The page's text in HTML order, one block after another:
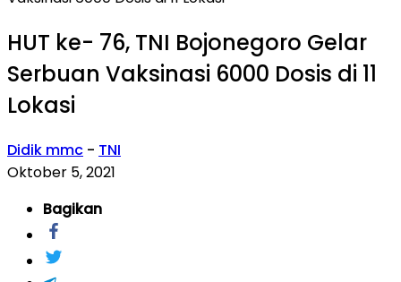
HUT ke- 76, TNI Bojonegoro Gelar
Serbuan Vaksinasi 6000 Dosis di 11
Lokasi
Didik mmc - TNI
Oktober 5, 2021
Bagikan